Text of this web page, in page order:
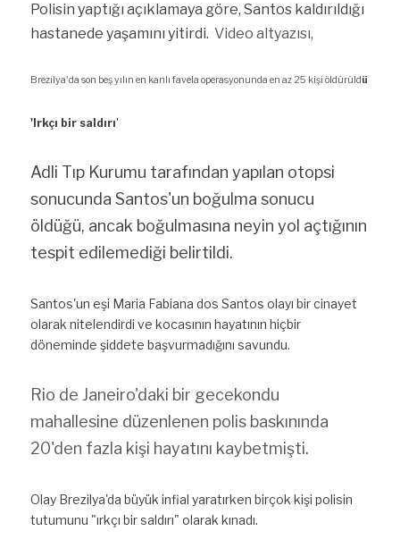
Polisin yaptığı açıklamaya göre, Santos kaldırıldığı
hastanede yaşamını yitirdi. Video altyazısı,
Brezilya'da son beş yılın en kanlı favela operasyonunda en az 25 kişi öldürüldü
'Irkçı bir saldırı'
Adli Tıp Kurumu tarafından yapılan otopsi
sonucunda Santos'un boğulma sonucu
öldüğü, ancak boğulmasına neyin yol açtığının
tespit edilemediği belirtildi.
Santos'un eşi Maria Fabiana dos Santos olayı bir cinayet
olarak nitelendirdi ve kocasının hayatının hiçbir
döneminde şiddete başvurmadığını savundu.
Rio de Janeiro'daki bir gecekondu
mahallesine düzenlenen polis baskınında
20'den fazla kişi hayatını kaybetmişti.
Olay Brezilya'da büyük infial yaratırken birçok kişi polisin
tutumunu "ırkçı bir saldırı" olarak kınadı.